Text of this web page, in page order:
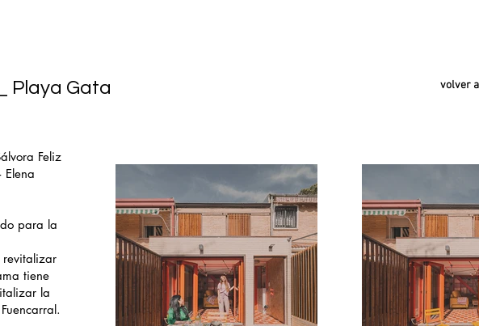
Playa Gata volver
Feliz
Elena
para la
revitalizar
tiene
la